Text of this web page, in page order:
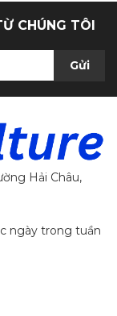
CHÚNG TÔI
Gửi
Hải Châu,
ngày trong tuần